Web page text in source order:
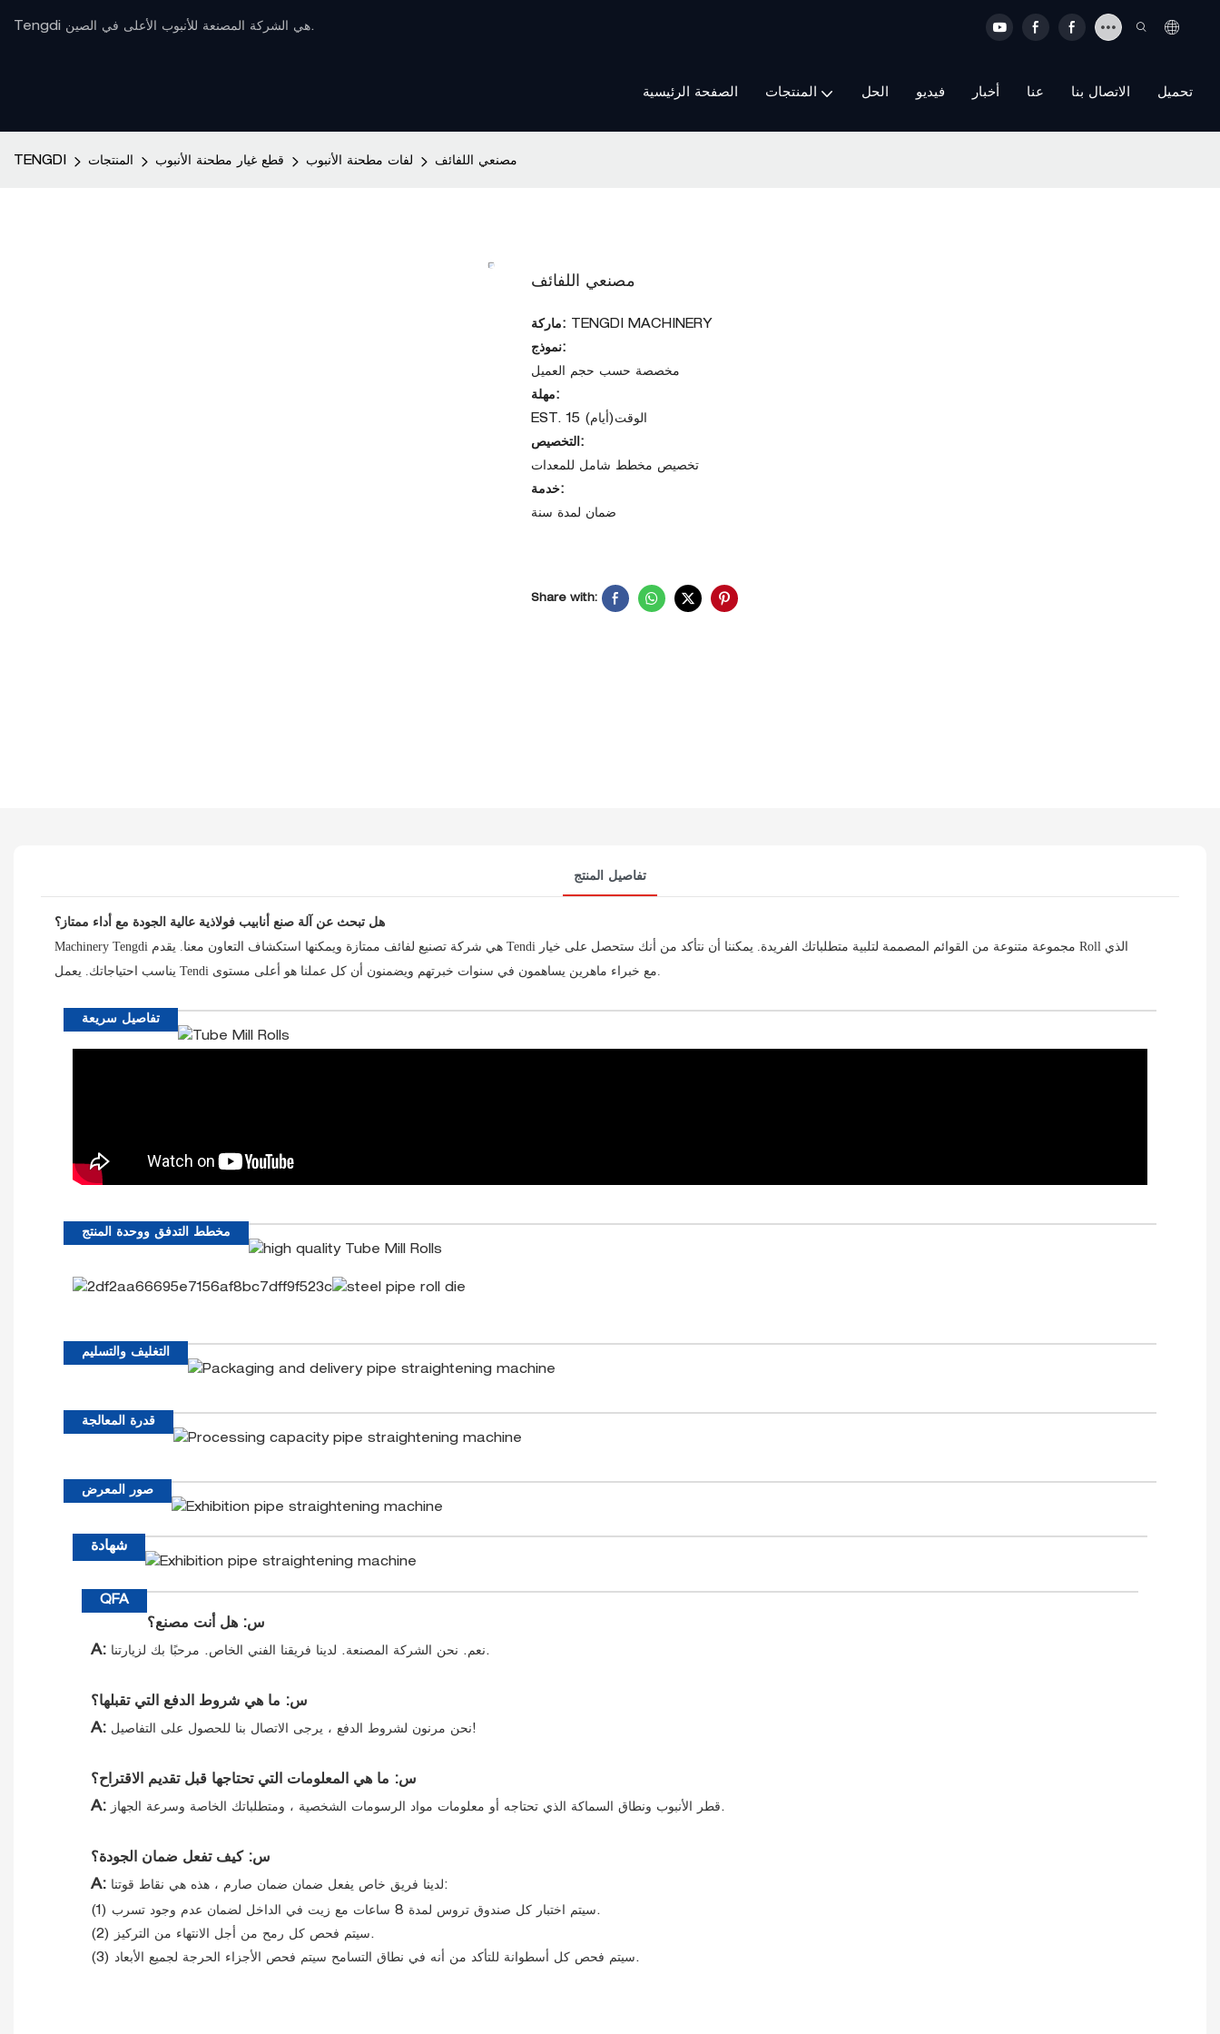
Tengdi هي الشركة المصنعة للأنبوب الأعلى في الصين.
الصفحة الرئيسية المنتجات الحل فيديو أخبار عنا الاتصال بنا تحميل
TENGDI المنتجات قطع غيار مطحنة الأنبوب لفات مطحنة الأنبوب مصنعي اللفائف
مصنعي اللفائف
ماركة:
TENGDI MACHINERY
نموذج:
مخصصة حسب حجم العميل
مهلة:
EST. الوقت(أيام) 15
التخصيص:
تخصيص مخطط شامل للمعدات
خدمة:
ضمان لمدة سنة
Share with:
تفاصيل المنتج
هل تبحث عن آلة صنع أنابيب فولاذية عالية الجودة مع أداء ممتاز؟
Machinery Tengdi هي شركة تصنيع لفائف ممتازة ويمكنها استكشاف التعاون معنا. يقدم Tendi مجموعة متنوعة من القوائم المصممة لتلبية متطلباتك الفريدة. يمكننا أن نتأكد من أنك ستحصل على خيار Roll الذي
تفاصيل سريعة
مخطط التدفق ووحدة المنتج
التغليف والتسليم
قدرة المعالجة
صور المعرض
شهادة
QFA
س: هل أنت مصنع؟
A:
نعم. نحن الشركة المصنعة. لدينا فريقنا الفني الخاص. مرحبًا بك لزيارتنا.
س: ما هي شروط الدفع التي تقبلها؟
A:
نحن مرنون لشروط الدفع ، يرجى الاتصال بنا للحصول على التفاصيل!
س: ما هي المعلومات التي تحتاجها قبل تقديم الاقتراح؟
A:
قطر الأنبوب ونطاق السماكة الذي تحتاجه أو معلومات مواد الرسومات الشخصية ، ومتطلباتك الخاصة وسرعة الجهاز.
س: كيف تفعل ضمان الجودة؟
A:
لدينا فريق خاص يفعل ضمان ضمان صارم ، هذه هي نقاط قوتنا:
(1) سيتم اختبار كل صندوق تروس لمدة 8 ساعات مع زيت في الداخل لضمان عدم وجود تسرب.
(2) سيتم فحص كل رمح من أجل الانتهاء من التركيز.
(3) سيتم فحص كل أسطوانة للتأكد من أنه في نطاق التسامح سيتم فحص الأجزاء الحرجة لجميع الأبعاد.